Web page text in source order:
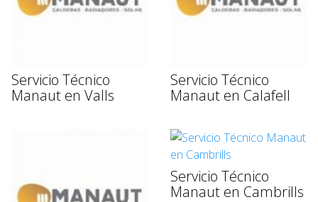
Servicio Técnico
Manaut en Valls
Servicio Técnico
Manaut en Calafell
Servicio Técnico
Manaut en Cambrills